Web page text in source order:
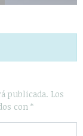
publicada. Los
con *